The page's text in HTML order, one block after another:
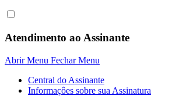
Atendimento ao Assinante
Abrir Menu Fechar Menu
Central do Assinante
Informaçôes sobre sua Assinatura